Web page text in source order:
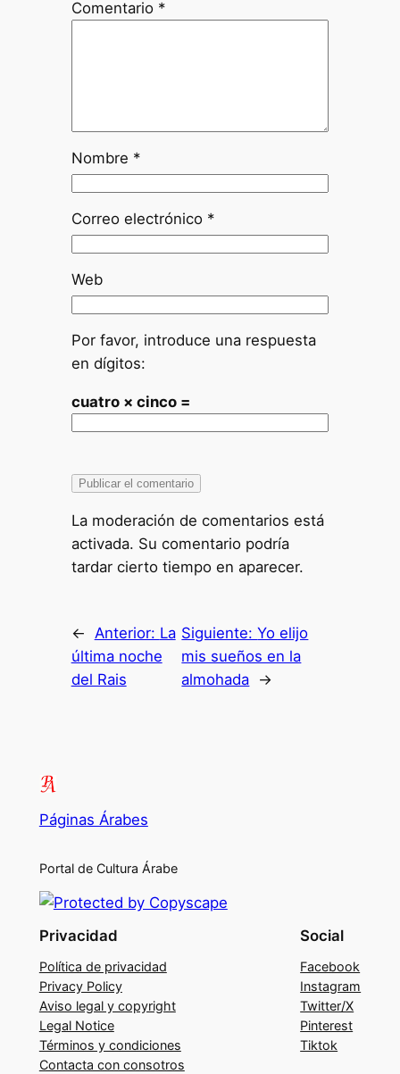
Comentario *
Nombre *
Correo electrónico *
Web
Por favor, introduce una respuesta
en dígitos:
cuatro × cinco =
La moderación de comentarios está
activada. Su comentario podría
tardar cierto tiempo en aparecer.
← Anterior: La
última noche
del Rais
Siguiente:Yo elijo
mis sueños en la
almohada →
Páginas Árabes
Portal de Cultura Árabe
Privacidad
Política de privacidad
Privacy Policy
Aviso legal y copyright
Legal Notice
Términos y condiciones
Contacta con consotros
Social
Facebook
Instagram
Twitter/X
Pinterest
Tiktok